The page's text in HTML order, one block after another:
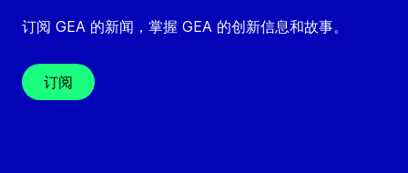
订阅 GEA 的新闻，掌握 GEA 的创新信息和故事。
订阅